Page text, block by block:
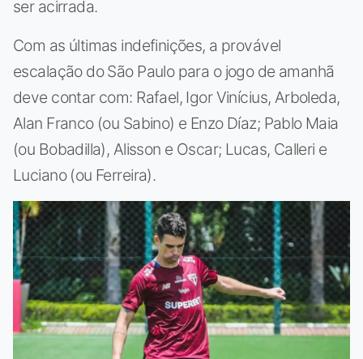
ser acirrada.
Com as últimas indefinições, a provável
escalação do São Paulo para o jogo de amanhã
deve contar com: Rafael, Igor Vinícius, Arboleda,
Alan Franco (ou Sabino) e Enzo Díaz; Pablo Maia
(ou Bobadilla), Alisson e Oscar; Lucas, Calleri e
Luciano (ou Ferreira).